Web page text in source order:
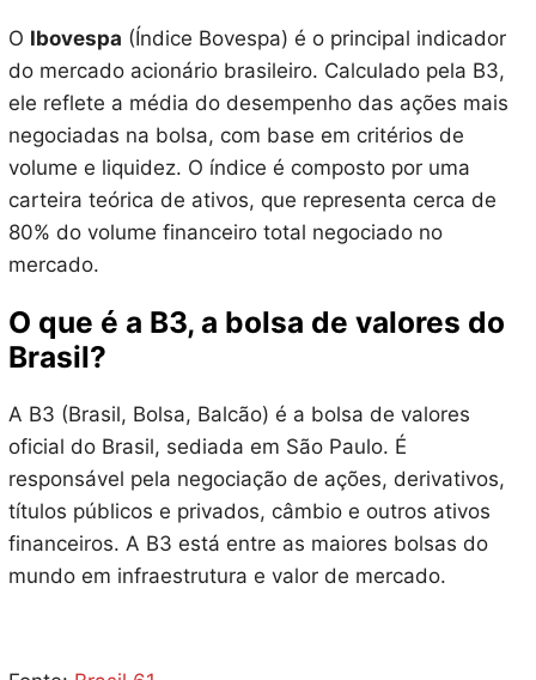
O Ibovespa (Índice Bovespa) é o principal indicador
do mercado acionário brasileiro. Calculado pela B3,
ele reflete a média do desempenho das ações mais
negociadas na bolsa, com base em critérios de
volume e liquidez. O índice é composto por uma
carteira teórica de ativos, que representa cerca de
80% do volume financeiro total negociado no
mercado.
O que é a B3, a bolsa de valores do
Brasil?
A B3 (Brasil, Bolsa, Balcão) é a bolsa de valores
oficial do Brasil, sediada em São Paulo. É
responsável pela negociação de ações, derivativos,
títulos públicos e privados, câmbio e outros ativos
financeiros. A B3 está entre as maiores bolsas do
mundo em infraestrutura e valor de mercado.